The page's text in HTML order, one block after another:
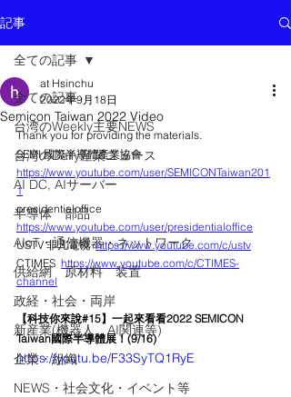
記事
全ての記事
台湾のWeekly主要NEWS
台湾のDaily産業ニュース
AI DC, AIサーバー
半導体 部品
AIoT・通信機器・ネットワーク
供給網 原材料 装置
政経・社会・両岸
新産業(機器人、AI関連等)
企業・組織
NEWS・社会文化・イベント等
全ての記事
Semicon Taiwan 2022 Video
at Hsinchu
2022年9月18日
Thank you for providing the materials.
SEMI 國際半導體產業協會
https://www.youtube.com/user/SEMICONTaiwan201
1
presidentialoffice
https://www.youtube.com/user/presidentialoffice
USTV 非凡電視 https://www.youtube.com/c/ustv
CTIMES https://www.youtube.com/c/CTIMES-
channel
【科技你來說#15】一起來看看2022 SEMICON
Taiwan國際半導體展！(9/16)
https://youtu.be/F33SyTQ1RyE